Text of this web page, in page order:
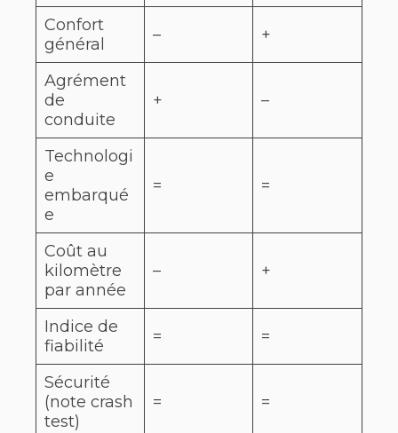
Confort
général
– +
Agrément
de
conduite
+ –
Technologi
e
embarqué
e
= =
Coût au
kilomètre
par année
– +
Indice de
fiabilité
= =
Sécurité
(note crash
test)
= =